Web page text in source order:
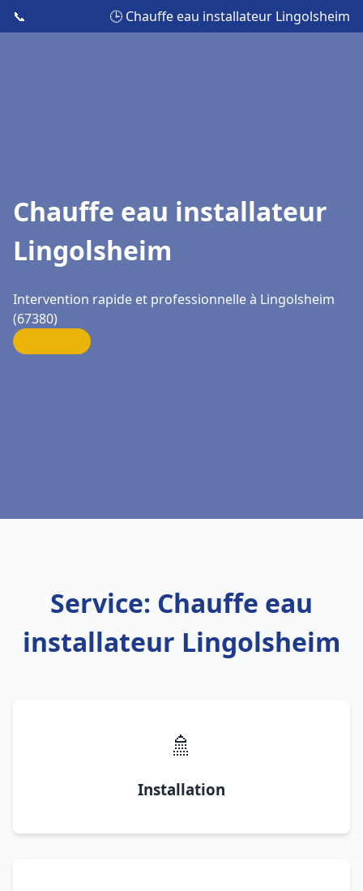
📞 🕒 Chauffe eau installateur Lingolsheim
Chauffe eau installateur
Lingolsheim
Intervention rapide et professionnelle à Lingolsheim
(67380)
Service: Chauffe eau
installateur Lingolsheim
🚿
Installation